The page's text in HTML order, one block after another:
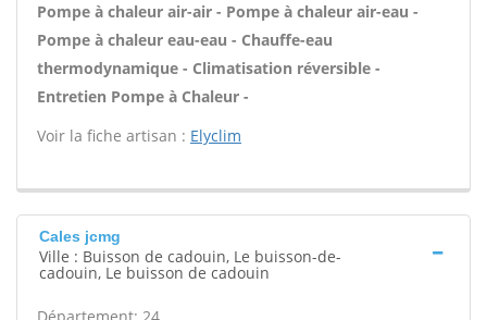
Pompe à chaleur air-air - Pompe à chaleur air-eau -
Pompe à chaleur eau-eau - Chauffe-eau
thermodynamique - Climatisation réversible -
Entretien Pompe à Chaleur -
Voir la fiche artisan : Elyclim
Cales jcmg
Ville : Buisson de cadouin, Le buisson-de-
cadouin, Le buisson de cadouin